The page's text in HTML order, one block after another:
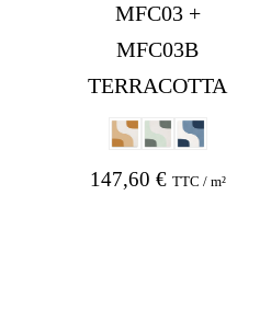
MFC03 +
MFC03B
TERRACOTTA
147,60 € TTC / m²